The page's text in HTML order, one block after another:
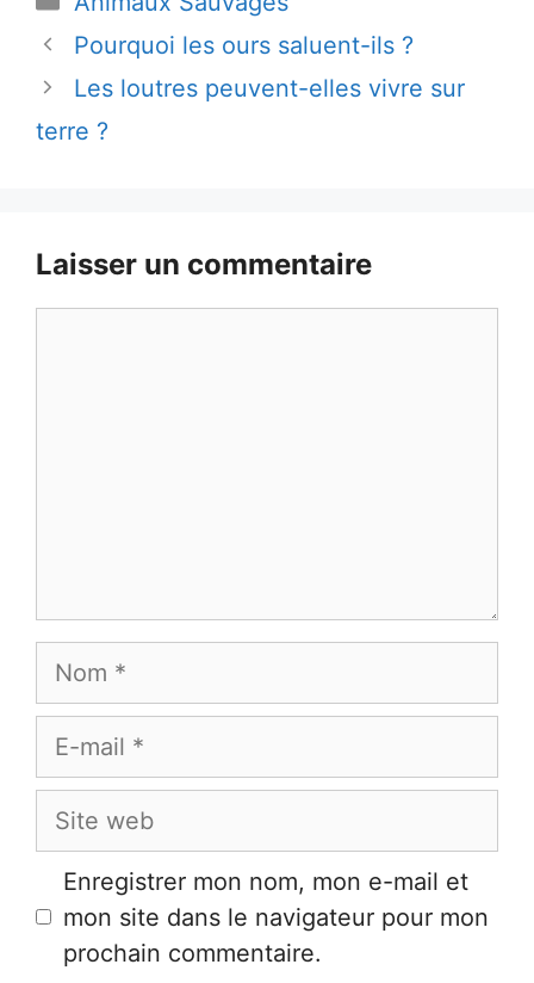
Pourquoi les ours saluent-ils ?
Les loutres peuvent-elles vivre sur
terre ?
Laisser un commentaire
Nom
E-
Site
Enregistrer mon nom, mon e-mail et
mon site dans le navigateur pour mon
prochain commentaire.